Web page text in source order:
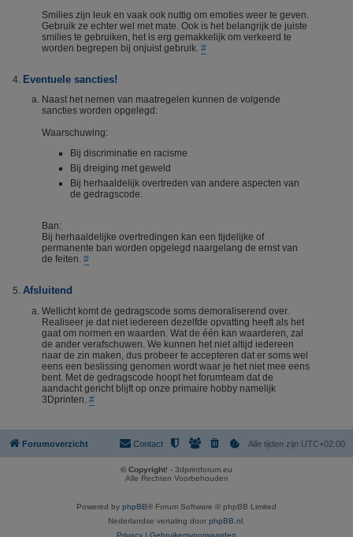
Smilies zijn leuk en vaak ook nuttig om emoties weer te geven.
Gebruik ze echter wel met mate. Ook is het belangrijk de juiste
smilies te gebruiken, het is erg gemakkelijk om verkeerd te
worden begrepen bij onjuist gebruik. #
Eventuele sancties!
Naast het nemen van maatregelen kunnen de volgende
sancties worden opgelegd:
Waarschuwing:
Bij discriminatie en racisme
Bij dreiging met geweld
Bij herhaaldelijk overtreden van andere aspecten van
de gedragscode.
Ban:
Bij herhaaldelijke overtredingen kan een tijdelijke of
permanente ban worden opgelegd naargelang de ernst van
de feiten. #
Afsluitend
Wellicht komt de gedragscode soms demoraliserend over.
Realiseer je dat niet iedereen dezelfde opvatting heeft als het
gaat om normen en waarden. Wat de één kan waarderen, zal
de ander verafschuwen. We kunnen het niet altijd iedereen
naar de zin maken, dus probeer te accepteren dat er soms wel
eens een beslissing genomen wordt waar je het niet mee eens
bent. Met de gedragscode hoopt het forumteam dat de
aandacht gericht blijft op onze primaire hobby namelijk
3Dprinten. #
Forumoverzicht Alle tijden zijn UTC+02:00
Contact
© Copyright! - 3dprintforum.eu
Alle Rechten Voorbehouden
Powered by phpBB® Forum Software © phpBB Limited
Nederlandse vertaling door phpBB.nl
Privacy | Gebruikersvoorwaarden